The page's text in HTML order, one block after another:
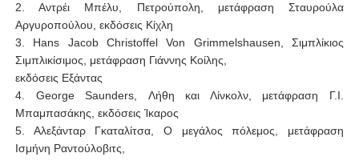
2. Αντρέι Μπέλυ, Πετρούπολη, μετάφραση Σταυρούλα
Αργυροπούλου, εκδόσεις Κίχλη
3. Hans Jacob Christoffel Von Grimmelshausen, Σιμπλίκιος
Σιμπλικίσιμος, μετάφραση Γιάννης Κοίλης,
εκδόσεις Εξάντας
4. George Saunders, Λήθη και Λίνκολν, μετάφραση Γ.Ι.
Μπαμπασάκης, εκδόσεις Ίκαρος
5. Αλεξάνταρ Γκαταλίτσα, Ο μεγάλος πόλεμος, μετάφραση
Ισμήνη Ραντούλοβιτς,